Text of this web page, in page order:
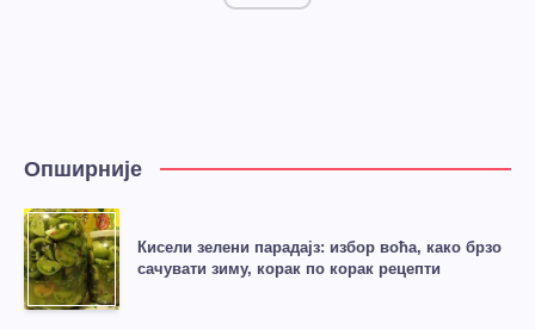
Опширније
Кисели зелени парадајз: избор воћа, како брзо
сачувати зиму, корак по корак рецепти